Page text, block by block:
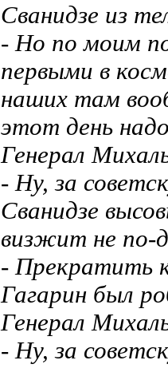
Сванидзе из
- Но по моим
первыми в
наших там
этот день
Генерал
- Ну, за
Сванидзе
визжит не по-
- Прекратить
Гагарин был
Генерал
- Ну, за